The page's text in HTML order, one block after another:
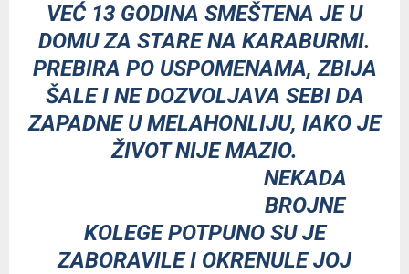
VEĆ 13 GODINA SMEŠTENA JE U
DOMU ZA STARE NA KARABURMI.
PREBIRA PO USPOMENAMA, ZBIJA
ŠALE I NE DOZVOLJAVA SEBI DA
ZAPADNE U MELAHONLIJU, IAKO JE
ŽIVOT NIJE MAZIO.
NEKADA
BROJNE
KOLEGE POTPUNO SU JE
ZABORAVILE I OKRENULE JOJ